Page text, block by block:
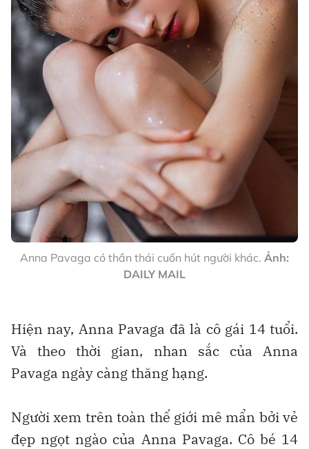
Anna Pavaga có thần thái cuốn hút người khác. Ảnh:
DAILY MAIL
Hiện nay, Anna Pavaga đã là cô gái 14 tuổi.
Và theo thời gian, nhan sắc của Anna
Pavaga ngày càng thăng hạng.
Người xem trên toàn thế giới mê mẩn bởi vẻ
đẹp ngọt ngào của Anna Pavaga. Cô bé 14